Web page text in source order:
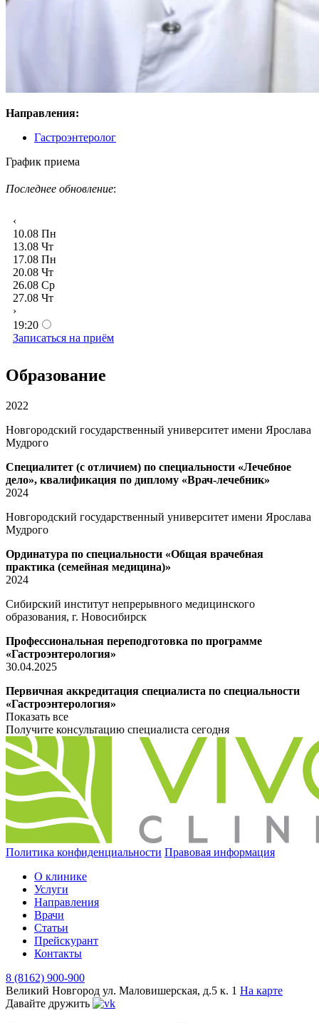
Направления:
Гастроэнтеролог
График приема
Последнее обновление:
‹
10.08 Пн
13.08 Чт
17.08 Пн
20.08 Чт
26.08 Ср
27.08 Чт
›
19:20
Записаться на приём
Образование
2022
Новгородский государственный университет имени Ярослава
Мудрого
Специалитет (с отличием) по специальности «Лечебное
дело», квалификация по диплому «Врач-лечебник»
2024
Новгородский государственный университет имени Ярослава
Мудрого
Ординатура по специальности «Общая врачебная
практика (семейная медицина)»
2024
Сибирский институт непрерывного медицинского
образования, г. Новосибирск
Профессиональная переподготовка по программе
«Гастроэнтерология»
30.04.2025
Первичная аккредитация специалиста по специальности
«Гастроэнтерология»
Показать все
Получите консультацию специалиста сегодня
Политика конфиденциальности Правовая информация
О клинике
Услуги
Направления
Врачи
Статьи
Прейскурант
Контакты
8 (8162) 900-900
Великий Новгород ул. Маловишерская, д.5 к. 1 На карте
Давайте дружить